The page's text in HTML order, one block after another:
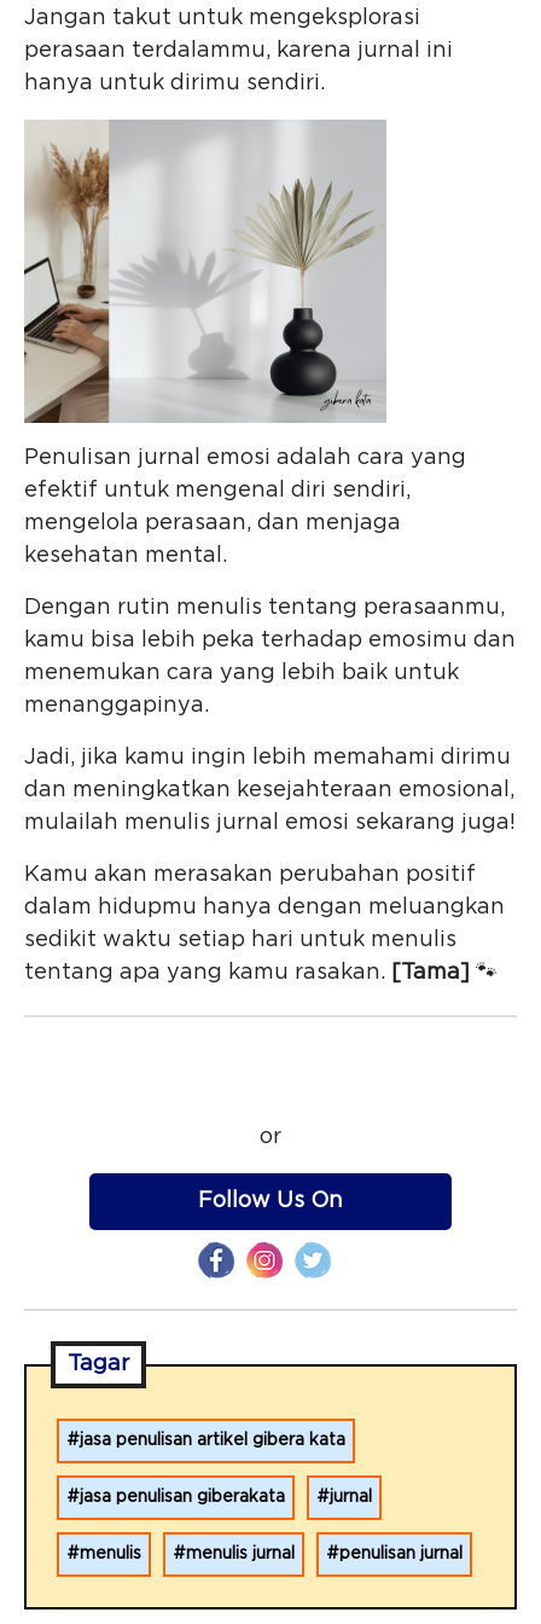
Jangan takut untuk mengeksplorasi
perasaan terdalammu, karena jurnal ini
hanya untuk dirimu sendiri.
Penulisan jurnal emosi adalah cara yang
efektif untuk mengenal diri sendiri,
mengelola perasaan, dan menjaga
kesehatan mental.
Dengan rutin menulis tentang perasaanmu,
kamu bisa lebih peka terhadap emosimu dan
menemukan cara yang lebih baik untuk
menanggapinya.
Jadi, jika kamu ingin lebih memahami dirimu
dan meningkatkan kesejahteraan emosional,
mulailah menulis jurnal emosi sekarang juga!
Kamu akan merasakan perubahan positif
dalam hidupmu hanya dengan meluangkan
sedikit waktu setiap hari untuk menulis
tentang apa yang kamu rasakan. [Tama] 🐾
or
Follow Us On
Tagar
jasa penulisan artikel gibera kata
jasa penulisan giberakata jurnal
menulis menulis jurnal penulisan jurnal